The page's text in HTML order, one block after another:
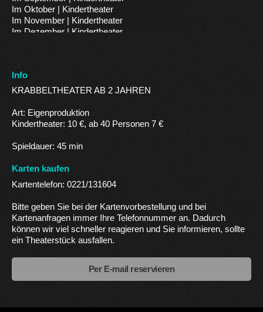
Info
KRABBELTHEATER AB 2 JAHREN
Art: Eigenproduktion
Kindertheater: 10 €, ab 40 Personen 7 €
Spieldauer: 45 min
Karten kaufen
Kartentelefon: 0221/131604
Bitte geben Sie bei der Kartenvorbestellung und bei
Kartenanfragen immer Ihre Telefonnummer an. Dadurch
können wir viel schneller reagieren und Sie informieren, sollte
ein Theaterstück ausfallen.
Per E-mail reservieren